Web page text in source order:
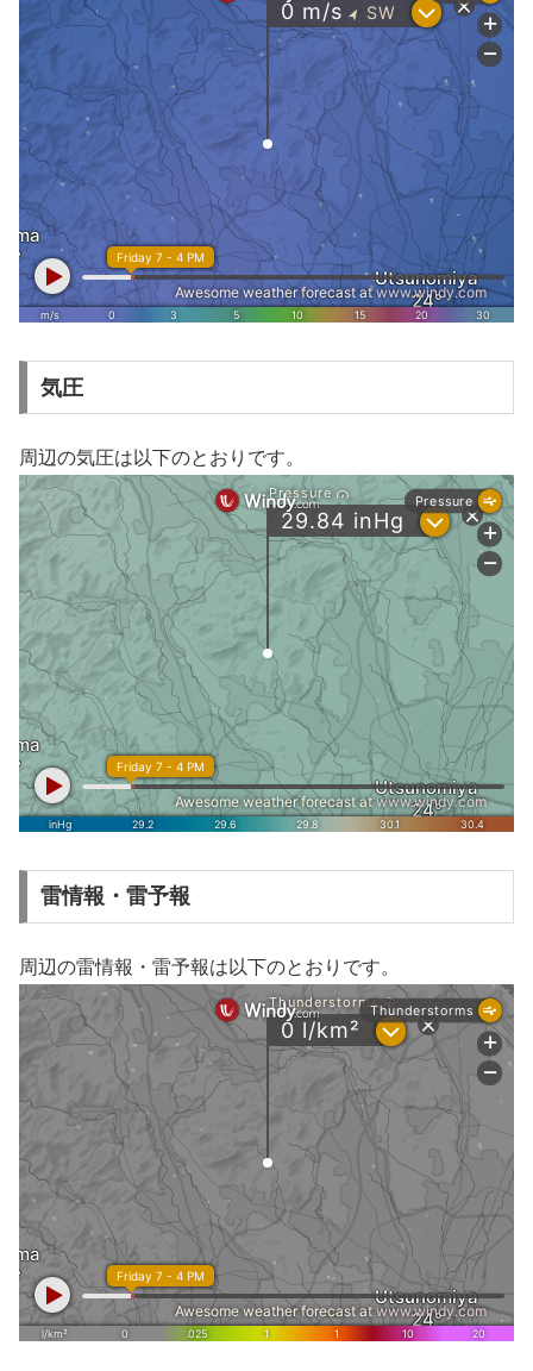
気圧
周辺の気圧は以下のとおりです。
雷情報・雷予報
周辺の雷情報・雷予報は以下のとおりです。